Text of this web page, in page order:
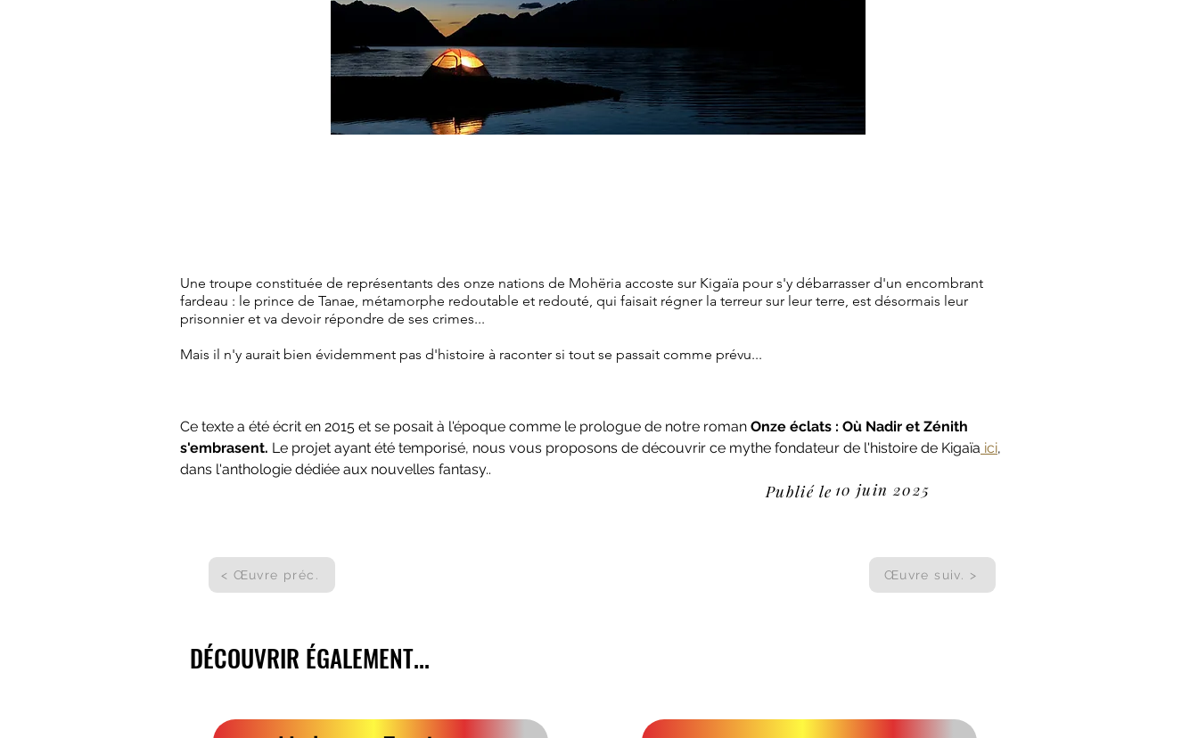
Une troupe constituée de représentants des onze nations de Mohëria accoste sur Kigaïa pour s'y débarrasser d'un encombrant
fardeau : le prince de Tanae, métamorphe redoutable et redouté, qui faisait régner la terreur sur leur terre, est désormais leur
prisonnier et va devoir répondre de ses crimes...
Mais il n'y aurait bien évidemment pas d'histoire à raconter si tout se passait comme prévu...
Ce texte a été écrit en 2015 et se posait à l'époque comme le prologue de notre roman Onze éclats : Où Nadir et Zénith
s'embrasent. Le projet ayant été temporisé, nous vous proposons de découvrir ce mythe fondateur de l'histoire de Kigaïa ici,
dans l'anthologie dédiée aux nouvelles fantasy..
Publié le10 juin 2025
< Œuvre préc. Œuvre suiv. >
DÉCOUVRIR ÉGALEMENT...
DÉCOUVRIR ÉGALEMENT...